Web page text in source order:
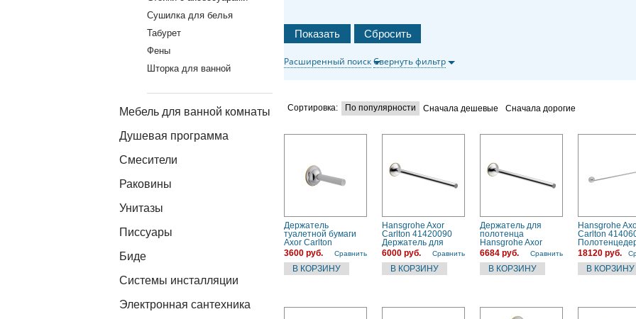
Сушилка для белья
Табурет
Фены
Шторка для ванной
Мебель для ванной комнаты
Душевая программа
Смесители
Раковины
Унитазы
Писсуары
Биде
Системы инсталляции
Электронная сантехника
Расширенный поискСвернуть фильтр
Сортировка: По популярности Сначала дешевые Сначала дорогие
Держатель
туалетной бумаги
Axor Carlton
(41428090) золото,
3600 руб. Сравнить
Hansgrohe Axor
Carlton 41420090
Держатель для
полотенца (хром/
золото)
6000 руб. Сравнить
Держатель для
полотенца
Hansgrohe Axor
Carlton 41420000
6684 руб. Сравнить
Hansgrohe
Carlton
(хром)
18120 руб.